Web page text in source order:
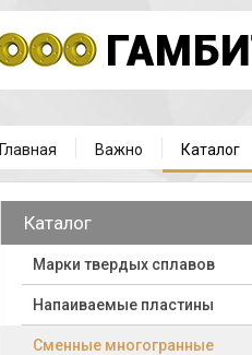
Главная Важно Каталог
Каталог
Марки твердых сплавов
Напаиваемые пластины
Cменные многогранные